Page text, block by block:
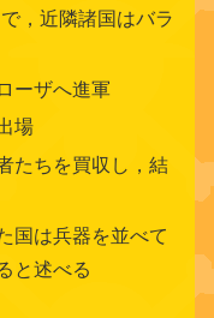
，近隣諸国はバラ
ーザへ進軍
場
ちを買収し，結
は兵器を並べて
と述べる